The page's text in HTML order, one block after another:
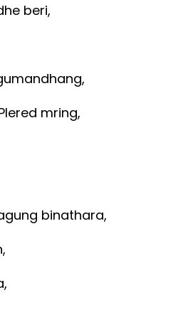
beri,
mring,
binathara,